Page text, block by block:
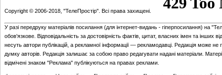
Copyright © 2006-2018, "ТелеПростір". Всі права захищені.
У разі передруку матеріалів посилання (для iнтернет-видань - гiперпосилання) на
обов'язкове. Відповідальність за достовірність фактів, цитат, власних імен та інших
несуть автори публікацій, а рекламної інформації — рекламодавці. Редакція може не
думку авторів. Редакція залишає за собою право редагувати надані матеріали.
відмічені знаком "Реклама" публікуються на правах реклами.